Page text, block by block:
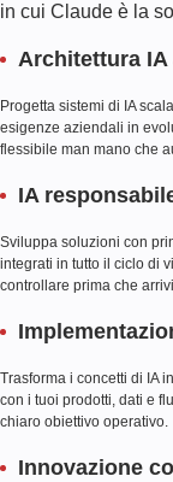
in cui Claude è la
Architettura IA
Progetta sistemi di IA
esigenze aziendali in
flessibile man mano che
IA
Sviluppa soluzioni con
integrati in tutto il ciclo di
controllare prima che
Trasforma i concetti di IA
con i tuoi prodotti, dati e
chiaro obiettivo operativo.
Innovazione